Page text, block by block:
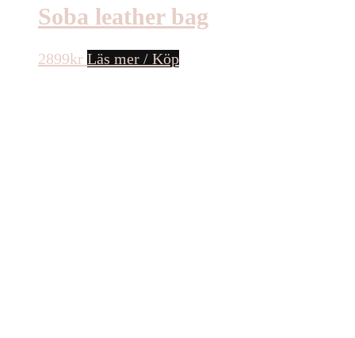
Soba leather bag
2899kr Läs mer / Köp